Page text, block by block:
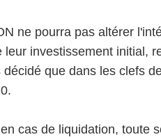
ne pourra pas altérer
leur investissement initial,
que dans les clefs
cas de liquidation, toute